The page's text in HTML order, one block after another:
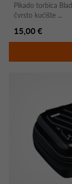
Pikado torbica
čvrsto kućište ...
15,00 €